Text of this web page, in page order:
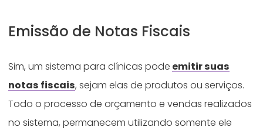
Emissão de Notas Fiscais
Sim, um sistema para clínicas pode emitir suas
notas fiscais, sejam elas de produtos ou serviços.
Todo o processo de orçamento e vendas realizados
no sistema, permanecem utilizando somente ele